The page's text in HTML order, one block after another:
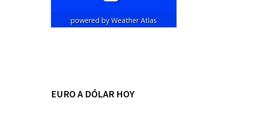
powered byWeather Atlas
EURO A DÓLAR HOY